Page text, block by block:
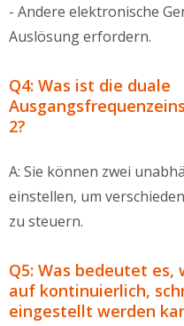
- Andere elektronische
Auslösung erfordern.
Q4: Was ist die duale
2?
A: Sie können zwei
einstellen, um
zu steuern.
Q5: Was bedeutet es,
auf kontinuierlich,
eingestellt werden